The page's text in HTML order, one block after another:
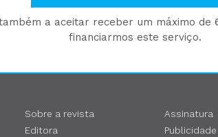
a aceitar receber um máximo
financiarmos este serviço.
Sobre a revista
Editora
Assinatura
Publicidade